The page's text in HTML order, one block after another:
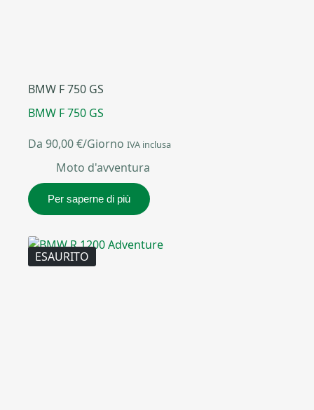
BMW F 750 GS
BMW F 750 GS
Da 90,00€/Giorno IVA inclusa
Moto d'avventura
Per saperne di più
ESAURITO